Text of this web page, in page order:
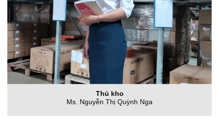
Thủ kho
Ms. Nguyễn Thị Quỳnh Nga